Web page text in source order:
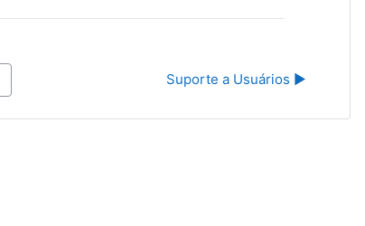
Suporte a Usuários ▶︎